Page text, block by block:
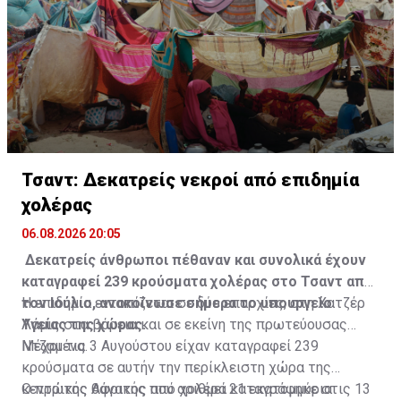
Τσαντ: Δεκατρείς νεκροί από επιδημία
χολέρας
06.08.2026 20:05
Δεκατρείς άνθρωποι πέθαναν και συνολικά έχουν
καταγραφεί 239 κρούσματα χολέρας στο Τσαντ από
τον Ιούλιο, ανακοίνωσε σήμερα το υπουργείο
Υγείας της χώρας.
Η επιδημία εντοπίζεται σε δύο επαρχίες, στη Χατζέρ
Λάμις στα βόρεια και σε εκείνη της πρωτεύουσας
Ντζαμένα.
Μέχρι τις 3 Αυγούστου είχαν καταγραφεί 239
κρούσματα σε αυτήν την περίκλειστη χώρα της
κεντρικής Αφρικής που αριθμεί 21 εκατομμύρια
Ο πρώτος θάνατος από χολέρα καταγράφηκε στις 13